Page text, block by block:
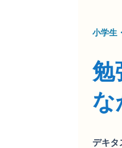
小学生
勉
な
デキタ